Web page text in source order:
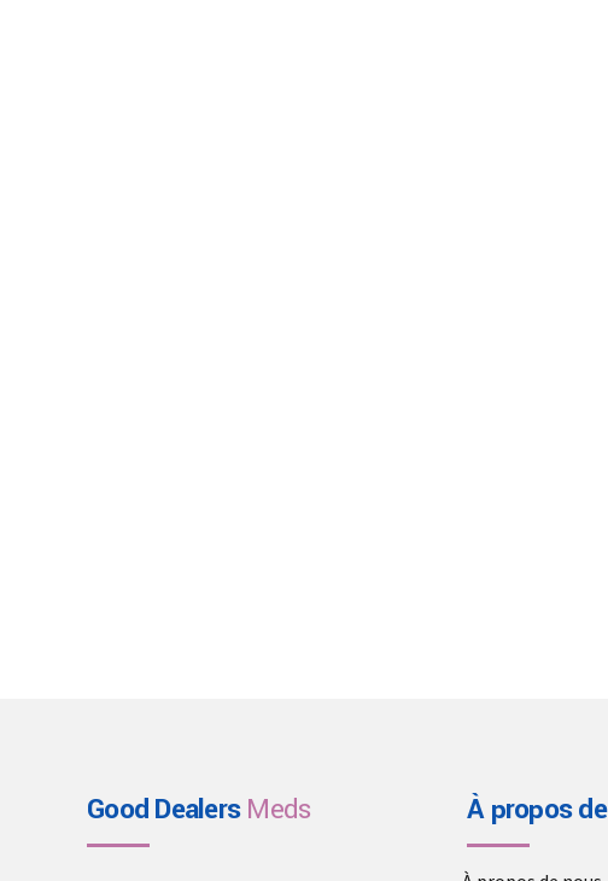
Good DealersMeds À propos de